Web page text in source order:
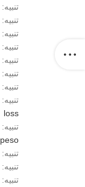
تنبيه:
تنبيه:
تنبيه:
تنبيه:
تنبيه:
تنبيه:
تنبيه:
تنبيه:
loss
تنبيه:
peso
تنبيه:
تنبيه:
تنبيه: